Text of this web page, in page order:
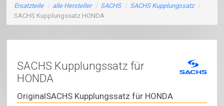
Ersatzteile / alle Hersteller / SACHS / SACHS Kupplungssatz /
SACHS Kupplungssatz HONDA
SACHS Kupplungssatz für
HONDA
OriginalSACHS Kupplungssatz für HONDA